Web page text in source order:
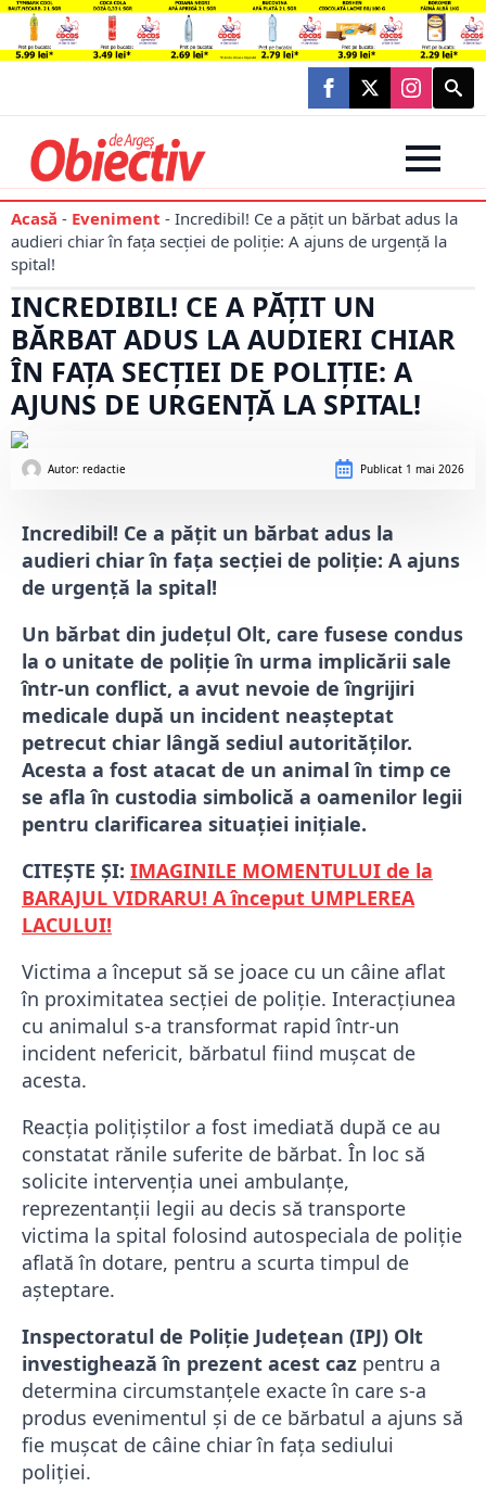
Search
for:
Acasă - Eveniment - Incredibil! Ce a pățit un bărbat adus la
audieri chiar în fața secției de poliție: A ajuns de urgență la
spital!
INCREDIBIL! CE A PĂȚIT UN
BĂRBAT ADUS LA AUDIERI CHIAR
ÎN FAȚA SECȚIEI DE POLIȚIE: A
AJUNS DE URGENȚĂ LA SPITAL!
Autor: redactie Publicat 1 mai 2026
Incredibil! Ce a pățit un bărbat adus la
audieri chiar în fața secției de poliție: A ajuns
de urgență la spital!
Un bărbat din județul Olt, care fusese condus
la o unitate de poliție în urma implicării sale
într-un conflict, a avut nevoie de îngrijiri
medicale după un incident neașteptat
petrecut chiar lângă sediul autorităților.
Acesta a fost atacat de un animal în timp ce
se afla în custodia simbolică a oamenilor legii
pentru clarificarea situației inițiale.
CITEȘTE ȘI: IMAGINILE MOMENTULUI de la
BARAJUL VIDRARU! A început UMPLEREA
LACULUI!
Victima a început să se joace cu un câine aflat
în proximitatea secției de poliție. Interacțiunea
cu animalul s-a transformat rapid într-un
incident nefericit, bărbatul fiind mușcat de
acesta.
Reacția polițiștilor a fost imediată după ce au
constatat rănile suferite de bărbat. În loc să
solicite intervenția unei ambulanțe,
reprezentanții legii au decis să transporte
victima la spital folosind autospeciala de poliție
aflată în dotare, pentru a scurta timpul de
așteptare.
Inspectoratul de Poliție Județean (IPJ) Olt
investighează în prezent acest caz pentru a
determina circumstanțele exacte în care s-a
produs evenimentul și de ce bărbatul a ajuns să
fie mușcat de câine chiar în fața sediului
poliției.